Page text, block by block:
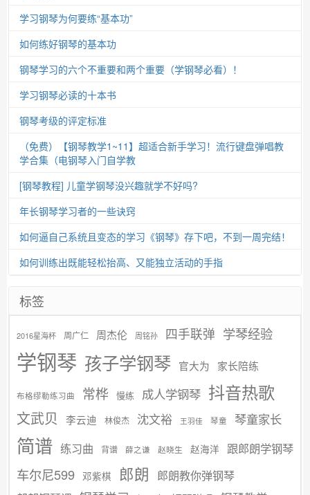
学习钢琴为何要练“基本功”
如何练好钢琴的基本功
钢琴学习的六个不重要和两个重要（学钢琴必看）！
学习钢琴必读的十本书
钢琴考级的评定标准
（免费）【钢琴教学1~11】超适合新手学习！流行键盘弹唱教
学合集（电钢琴入门自学教
[钢琴教程] 儿童学钢琴没兴趣就学不好吗?
年长钢琴学习者的一些诀窍
如何逼自己系统且变态的学习《钢琴》存下吧，不到一周完结！
如何训练出既能轻松抬高、又能独立活动的手指
标签
2016星海杯 周广仁 周杰伦 周铭孙 四手联弹 学琴经验
学钢琴 孩子学钢琴 官大为 家长陪练
布格缪勒练习曲 常桦 慢练 成人学钢琴 抖音热歌
文武贝 李云迪 林俊杰 沈文裕 王羽佳 琴童 琴童家长
简谱 练习曲 背谱 薛之谦 赵晓生 赵海洋 跟郎朗学钢琴
车尔尼599 邓紫棋 郎朗 郎朗教你弹钢琴